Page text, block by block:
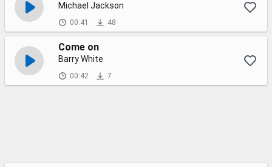
Michael Jackson
00:41 48
Come on
Barry White
00:42 7